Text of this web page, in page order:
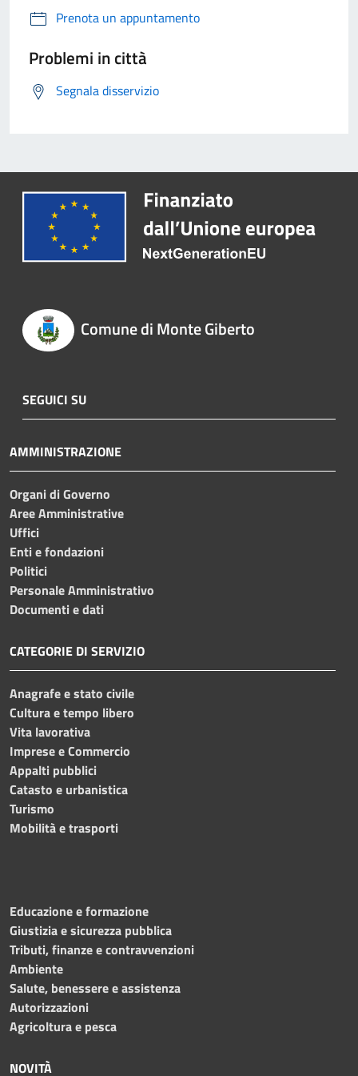
Prenota un appuntamento
Problemi in città
Segnala disservizio
Comune di Monte Giberto
SEGUICI SU
AMMINISTRAZIONE
Organi di Governo
Aree Amministrative
Uffici
Enti e fondazioni
Politici
Personale Amministrativo
Documenti e dati
CATEGORIE DI SERVIZIO
Anagrafe e stato civile
Cultura e tempo libero
Vita lavorativa
Imprese e Commercio
Appalti pubblici
Catasto e urbanistica
Turismo
Mobilità e trasporti
Educazione e formazione
Giustizia e sicurezza pubblica
Tributi, finanze e contravvenzioni
Ambiente
Salute, benessere e assistenza
Autorizzazioni
Agricoltura e pesca
NOVITÀ